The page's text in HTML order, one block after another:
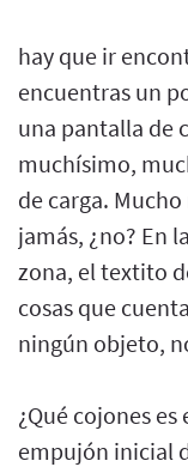
hay que ir
encuentras un
una pantalla de
muchísimo,
de carga.
jamás, ¿no? En
zona, el textito
cosas que
ningún objeto,
¿Qué cojones
empujón inicial